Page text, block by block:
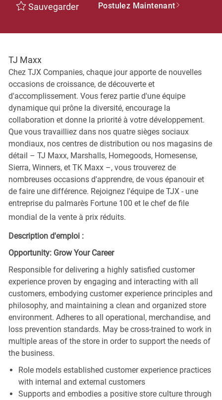
Sauvegarder Postulez Maintenant
TJ Maxx
Chez TJX Companies, chaque jour apporte de nouvelles
occasions de croissance, de découverte et
d'accomplissement. Vous ferez partie d'une équipe
dynamique qui prône la diversité, encourage la
collaboration et donne la priorité à votre développement.
Que vous travailliez dans nos quatre sièges sociaux
mondiaux, nos centres de distribution ou nos magasins de
détail – TJ Maxx, Marshalls, Homegoods, Homesense,
Sierra, Winners, et TK Maxx –, vous trouverez de
nombreuses occasions d'apprendre, de vous épanouir et
de faire une différence. Rejoignez l'équipe de TJX - une
entreprise du palmarès Fortune 100 et le chef de file
mondial de la vente à prix réduits.
Description d'emploi :
Opportunity: Grow Your Career
Responsible for delivering a highly satisfied customer
experience proven by engaging and interacting with all
customers, embodying customer experience principles and
philosophy, and maintaining a clean and organized store
environment. Adheres to all operational, merchandise, and
loss prevention standards. May be cross-trained to work in
multiple areas of the store in order to support the needs of
the business.
Role models established customer experience practices
with internal and external customers
Supports and embodies a positive store culture through